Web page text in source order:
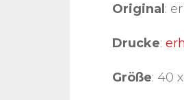
Original:
Drucke:
Größe: 40